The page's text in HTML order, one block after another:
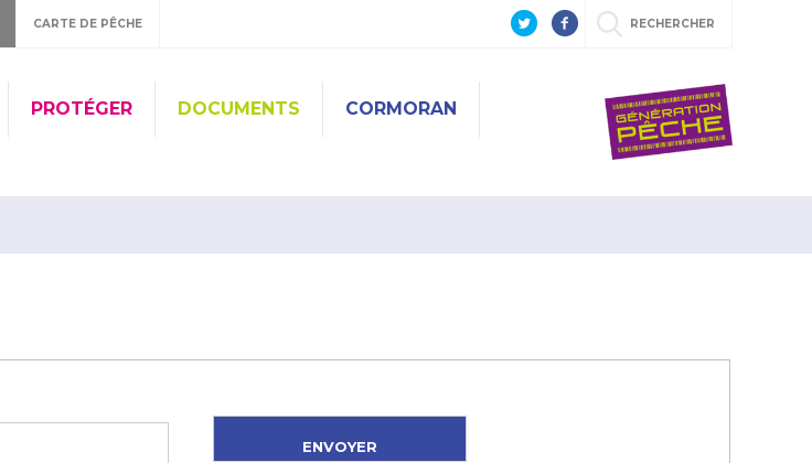
CARTE DE PÊCHE RECHERCHER
PROTÉGER DOCUMENTS CORMORAN